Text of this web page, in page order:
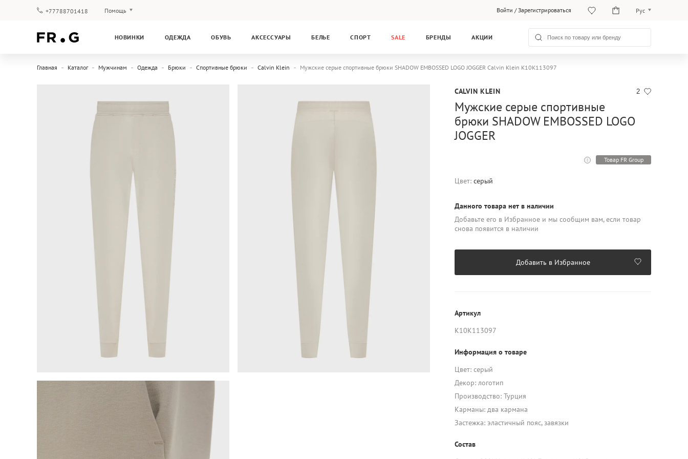
+77788701418 Помощь Войти /Зарегистрироваться Рус
Қаз
НОВИНКИ ОДЕЖДА ОБУВЬ АКСЕССУАРЫ БЕЛЬЕ СПОРТ SALE БРЕНДЫ АКЦИИ
Главная Каталог Мужчинам Одежда Брюки Спортивные брюки Calvin Klein Мужские серые спортивные брюки SHADOW EMBOSSED LOGO JOGGER Calvin Klein K10K113097
2
CALVIN KLEIN
Мужские серые спортивные
брюки SHADOW EMBOSSED LOGO
JOGGER
Товар FR Group
Цвет: серый
Данного товара нет в наличии
Добавьте его в Избранное и мы сообщим вам, если товар
снова появится в наличии
Добавить в Избранное
Артикул
K10K113097
Информация о товаре
Цвет: серый
Декор: логотип
Производство: Турция
Карманы: два кармана
Застежка: эластичный пояс, завязки
Состав